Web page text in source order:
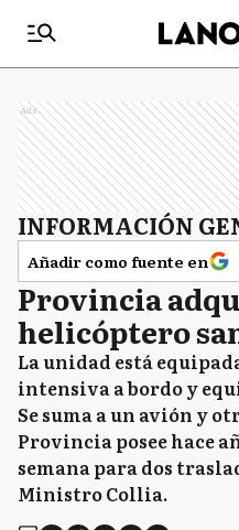
Ads
INFORMACIÓN
Añadir como fuente en
Provincia
helicóptero
La unidad está
intensiva a bordo y
Se suma a un avión y
Provincia posee hace
semana para dos
Ministro Collia.